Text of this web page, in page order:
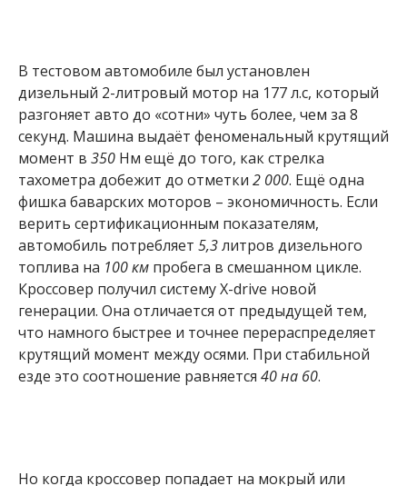
В тестовом автомобиле был установлен
дизельный 2-литровый мотор на 177 л.с, который
разгоняет авто до «сотни» чуть более, чем за 8
секунд. Машина выдаёт феноменальный крутящий
момент в 350 Нм ещё до того, как стрелка
тахометра добежит до отметки 2 000. Ещё одна
фишка баварских моторов – экономичность. Если
верить сертификационным показателям,
автомобиль потребляет 5,3литров дизельного
топлива на 100 км пробега в смешанном цикле.
Кроссовер получил систему X-drive новой
генерации. Она отличается от предыдущей тем,
что намного быстрее и точнее перераспределяет
крутящий момент между осями. При стабильной
езде это соотношение равняется 40 на 60.
Но когда кроссовер попадает на мокрый или